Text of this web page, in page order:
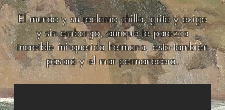
El mundo y su reclamo chilla, grita y exige
y sin embargo, aunque te parezca
increible mi querida hermana, esto también
pasará y el mar permanecerá.